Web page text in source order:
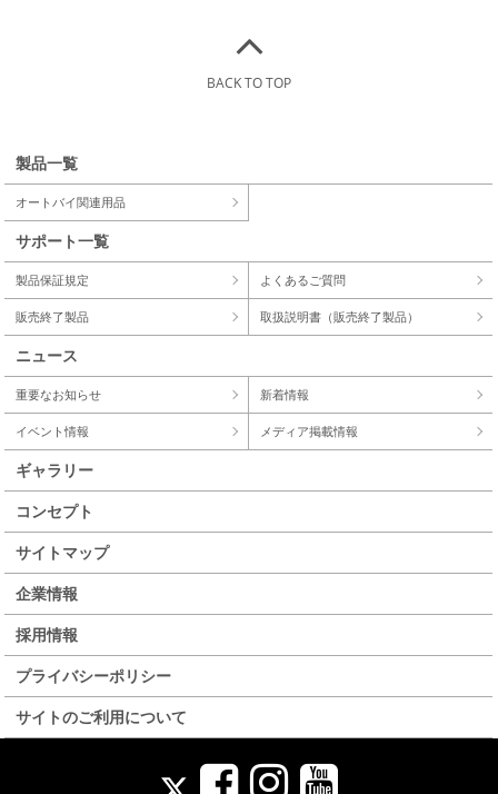
BACK TO TOP
製品一覧
オートバイ関連用品
サポート一覧
製品保証規定 よくあるご質問
販売終了製品 取扱説明書（販売終了製品）
ニュース
重要なお知らせ 新着情報
イベント情報 メディア掲載情報
ギャラリー
コンセプト
サイトマップ
企業情報
採用情報
プライバシーポリシー
サイトのご利用について